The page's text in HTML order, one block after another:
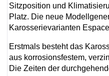
Sitzposition und
Platz. Die neue
Karosserievarianten
Erstmals besteht das
aus korrosionsfestem,
Die Zeiten der